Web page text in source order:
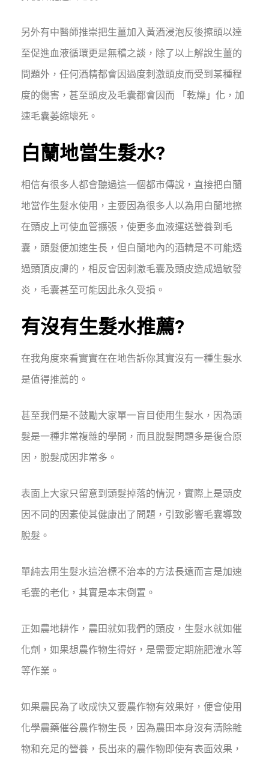
另外有中醫師推崇把生薑加入黃酒浸泡反後擦頭以達
至促進血液循環更是無稽之談，除了以上解說生薑的
問題外，任何酒精都會因過度刺激頭皮而受到某種程
度的傷害，甚至頭皮及毛囊都會因而 「乾燥」化，加
速毛囊萎縮壞死。
白蘭地當生髮水?
相信有很多人都會聽過這一個都市傳說，直接把白蘭
地當作生髮水使用，主要因為很多人以為用白蘭地擦
在頭皮上可使血管擴張，使更多血液運送營養到毛
囊，頭髮便加速生長，但白蘭地內的酒精是不可能透
過頭頂皮膚的，相反會因刺激毛囊及頭皮造成過敏發
炎，毛囊甚至可能因此永久受損。
有沒有生髮水推薦?
在我角度來看實實在在地告訴你其實沒有一種生髮水
是值得推薦的。
甚至我們是不鼓勵大家單一盲目使用生髮水，因為頭
髮是一種非常複雜的學問，而且脫髮問題多是復合原
因，脫髮成因非常多。
表面上大家只留意到頭髮掉落的情況，實際上是頭皮
因不同的因素使其健康出了問題，引致影響毛囊導致
脫髮。
單純去用生髮水這治標不治本的方法長遠而言是加速
毛囊的老化，其實是本末倒置。
正如農地耕作，農田就如我們的頭皮，生髮水就如催
化劑，如果想農作物生得好，是需要定期施肥灌水等
等作業。
如果農民為了收成快又要農作物有效果好，便會使用
化學農藥催谷農作物生長，因為農田本身沒有清除雜
物和充足的營養，長出來的農作物即使有表面效果，